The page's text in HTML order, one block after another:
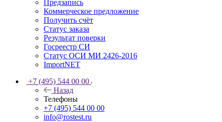
Предзапись
Коммерческое предложение
Получить счёт
Статус заказа
Результат поверки
Госреестр СИ
Статус ОСИ МИ 2426-2016
ImportNET
+7 (495) 544 00 00
Назад
Телефоны
+7 (495) 544 00 00
info@rostest.ru